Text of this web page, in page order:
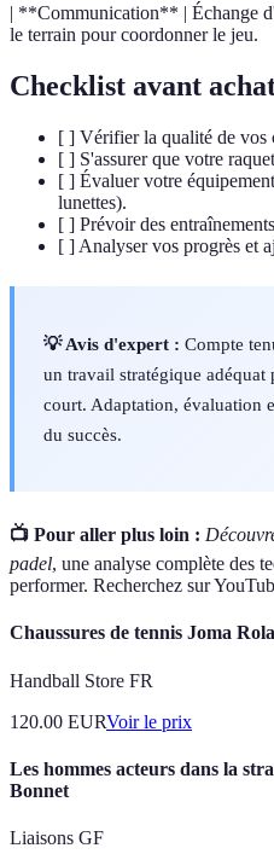
| **Communication** | Échange
le terrain pour coordonner le jeu.
Checklist avant
[ ] Vérifier la qualité de vos
[ ] S'assurer que votre
[ ] Évaluer votre
lunettes).
[ ] Prévoir des
[ ] Analyser vos progrès et
💡 Avis d'expert : Compte
un travail stratégique adéquat
court. Adaptation, évaluation
du succès.
📺 Pour aller plus loin :
padel, une analyse complète des
performer. Recherchez sur
Chaussures de tennis Joma
Handball Store FR
120.00 EURVoir le prix
Les hommes acteurs dans la
Bonnet
Liaisons GF